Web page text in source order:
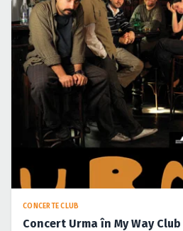
CONCERTE CLUB
Concert Urma în My Way